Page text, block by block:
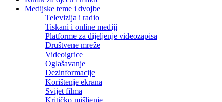
Medijske teme i dvojbe
Televizija i radio
Tiskani i online mediji
Platforme za dijeljenje videozapisa
Društvene mreže
Videoigrice
Oglašavanje
Dezinformacije
Korištenje ekrana
Svijet filma
Kritičko mišljenje